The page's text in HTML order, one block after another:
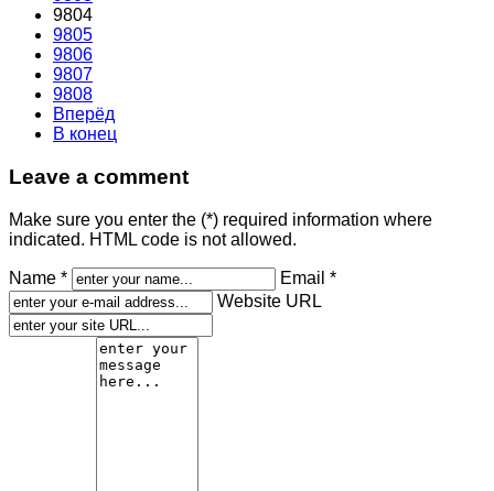
9804
9805
9806
9807
9808
Вперёд
В конец
Leave a comment
Make sure you enter the (*) required information where
indicated. HTML code is not allowed.
Name *
Email *
Website URL